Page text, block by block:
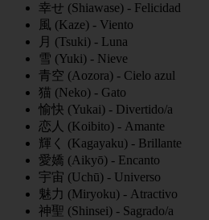
幸せ (Shiawase) - Felicidad
風 (Kaze) - Viento
月 (Tsuki) - Luna
雪 (Yuki) - Nieve
青空 (Aozora) - Cielo azul
猫 (Neko) - Gato
愉快 (Yukai) - Divertido/a
恋人 (Koibito) - Amante
輝く (Kagayaku) - Brillante
愛嬌 (Aikyō) - Encanto
宇宙 (Uchū) - Universo
魅力 (Miryoku) - Atractivo
神聖 (Shinsei) - Sagrado/a